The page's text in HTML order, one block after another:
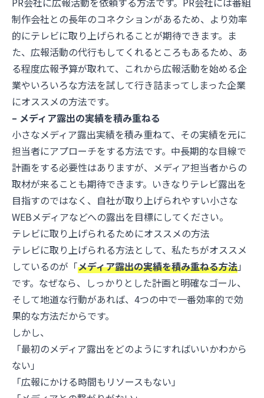
制作会社との長年のコネクションがあるため、より効率
的にテレビに取り上げられることが期待できます。ま
た、広報活動の代行もしてくれるところもあるため、あ
る程度広報予算が取れて、これから広報活動を始める企
業やいろいろな方法を試して行き詰まってしまった企業
にオススメの方法です。
– メディア露出の実績を積み重ねる
小さなメディア露出実績を積み重ねて、その実績を元に
担当者にアプローチをする方法です。中長期的な目線で
計画をする必要性はありますが、メディア担当者からの
取材が来ることも期待できます。いきなりテレビ露出を
目指すのではなく、自社が取り上げられやすい小さな
WEBメディアなどへの露出を目標にしてください。
テレビに取り上げられるためにオススメの方法
テレビに取り上げられる方法として、私たちがオススメ
しているのが「メディア露出の実績を積み重ねる方法」
です。なぜなら、しっかりとした計画と明確なゴール、
そして地道な行動があれば、4つの中で一番効率的で効
果的な方法だからです。
しかし、
「最初のメディア露出をどのようにすればいいかわから
ない」
「広報にかける時間もリソースもない」